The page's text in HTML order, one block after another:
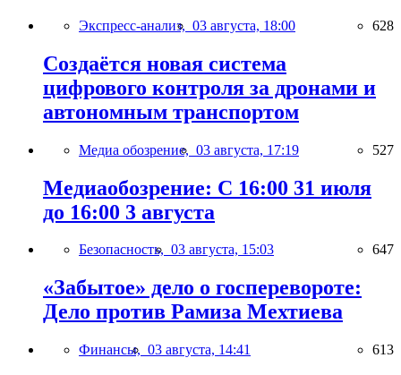
Экспресс-анализ, 03 августа, 18:00 628
Создаётся новая система
цифрового контроля за дронами и
автономным транспортом
Медиа обозрение, 03 августа, 17:19 527
Медиаобозрение: С 16:00 31 июля
до 16:00 3 августа
Безопасность, 03 августа, 15:03 647
«Забытое» дело о госперевороте:
Дело против Рамиза Мехтиева
Финансы, 03 августа, 14:41 613